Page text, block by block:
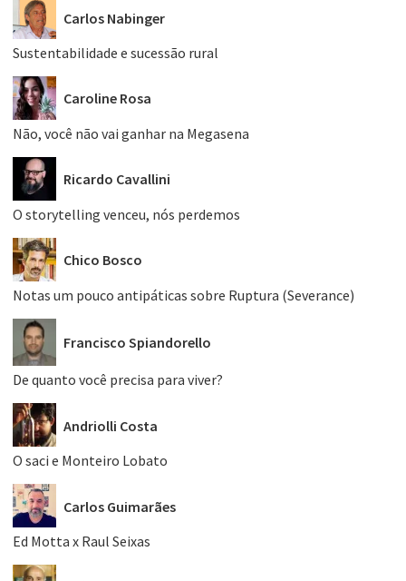
Carlos Nabinger
Sustentabilidade e sucessão rural
Caroline Rosa
Não, você não vai ganhar na Megasena
Ricardo Cavallini
O storytelling venceu, nós perdemos
Chico Bosco
Notas um pouco antipáticas sobre Ruptura (Severance)
Francisco Spiandorello
De quanto você precisa para viver?
Andriolli Costa
O saci e Monteiro Lobato
Carlos Guimarães
Ed Motta x Raul Seixas